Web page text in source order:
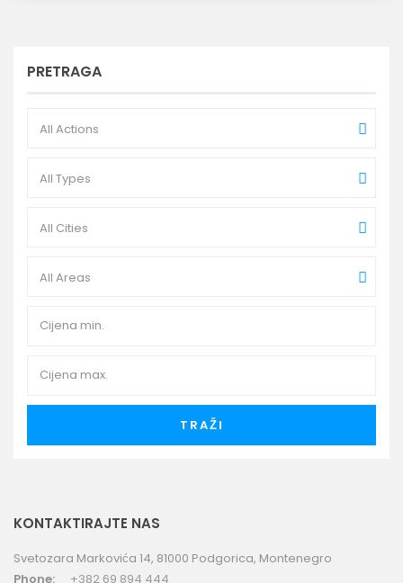
PRETRAGA
All Actions
All Types
All Cities
All Areas
TRAŽI
KONTAKTIRAJTE NAS
Svetozara Markovića 14, 81000 Podgorica, Montenegro
Phone:
+382 69 894 444